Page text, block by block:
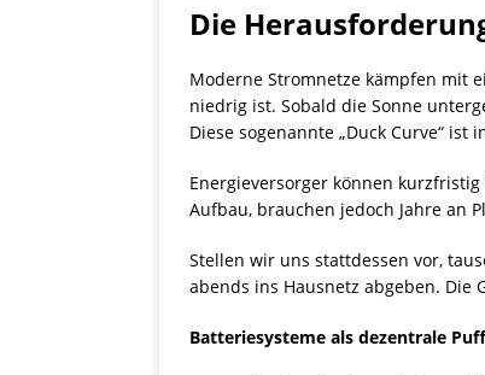
Die
Moderne Stromnetze kämpfen mit
niedrig ist. Sobald die Sonne
Diese sogenannte „Duck Curve“
Energieversorger können
Aufbau, brauchen jedoch Jahre an
Stellen wir uns stattdessen vor,
abends ins Hausnetz abgeben. Die
Batteriesysteme als dezentrale